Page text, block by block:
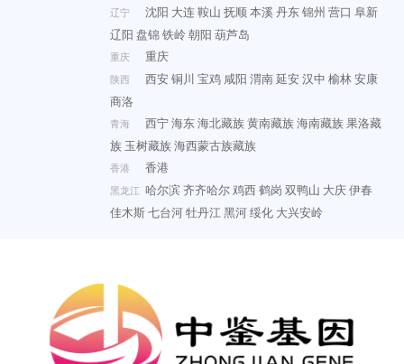
辽宁 沈阳 大连鞍山 抚顺本溪丹东锦州 营口 阜新
辽阳 盘锦铁岭朝阳 葫芦岛
重庆 重庆
陕西 西安铜川 宝鸡 咸阳 渭南延安汉中 榆林安康
商洛
青海 西宁海东海北藏族黄南藏族海南藏族果洛藏
族 玉树藏族海西蒙古族藏族
香港 香港
黑龙江 哈尔滨齐齐哈尔鸡西鹤岗 双鸭山 大庆伊春
佳木斯七台河牡丹江黑河绥化 大兴安岭